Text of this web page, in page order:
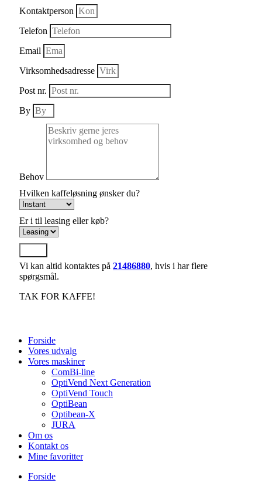
Kontaktperson
Telefon
Email
Virksomhedsadresse
Post nr.
By
Behov
Hvilken kaffeløsning ønsker du?
Er i til leasing eller køb?
Vi kan altid kontaktes på 21486880, hvis i har flere
spørgsmål.
TAK FOR KAFFE!
Forside
Vores udvalg
Vores maskiner
ComBi-line
OptiVend Next Generation
OptiVend Touch
OptiBean
Optibean-X
JURA
Om os
Kontakt os
Mine favoritter
Forside